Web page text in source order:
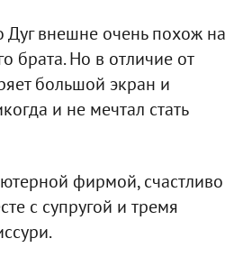
Дуг внешне очень похож на
брата. Но в отличие от
большой экран и
и не мечтал стать
фирмой, счастливо
с супругой и тремя